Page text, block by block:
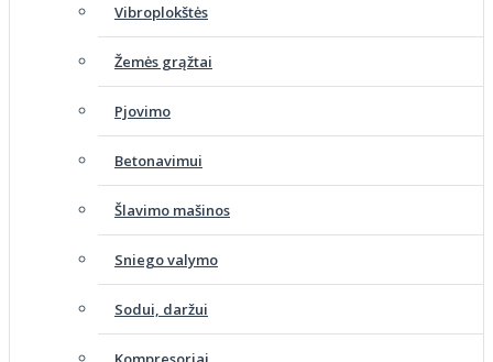
Vibroplokštės
Žemės grąžtai
Pjovimo
Betonavimui
Šlavimo mašinos
Sniego valymo
Sodui, daržui